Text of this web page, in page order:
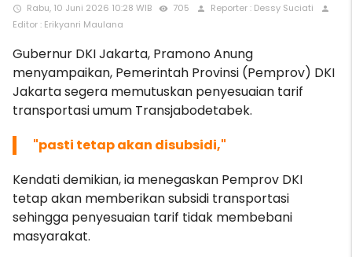
access_time Rabu, 10 Juni 2026 10:28 WIB remove_red_eye 705 person Reporter : Dessy Suciati person
Editor : Erikyanri Maulana
Gubernur DKI Jakarta, Pramono Anung
menyampaikan, Pemerintah Provinsi (Pemprov) DKI
Jakarta segera memutuskan penyesuaian tarif
transportasi umum Transjabodetabek.
"pasti tetap akan disubsidi,"
Kendati demikian, ia menegaskan Pemprov DKI
tetap akan memberikan subsidi transportasi
sehingga penyesuaian tarif tidak membebani
masyarakat.